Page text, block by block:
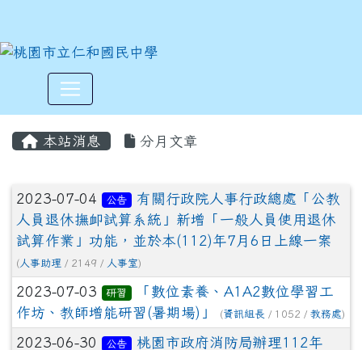
本站消息 分月文章
文章列表
2023-07-04 公告
有關行政院人事行政總處「公教
人員退休撫卹試算系統」新增「一般人員使用退休
試算作業」功能，並於本(112)年7月6日上線一案
( 人事助理 / 2149 / 人事室)
2023-07-03 研習
「數位素養、A1A2數位學習工
作坊、教師增能研習(暑期場)」
(資訊組長 / 1052 / 教務處)
2023-06-30 公告
桃園市政府消防局辦理112年